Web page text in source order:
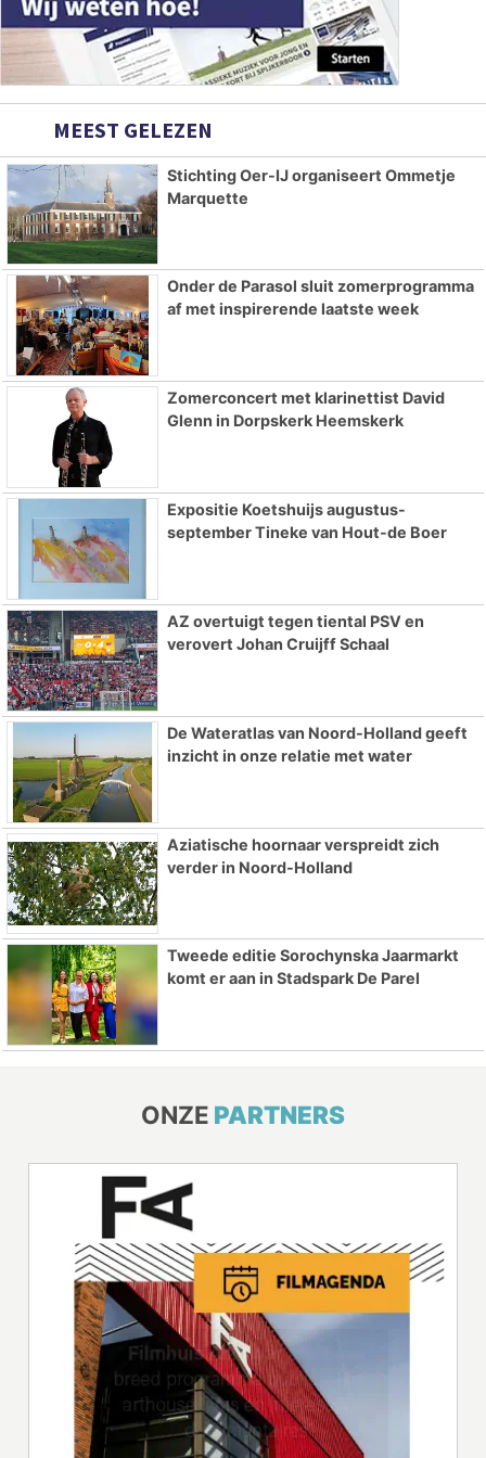
MEEST GELEZEN
Stichting Oer-IJ organiseert Ommetje
Marquette
Onder de Parasol sluit zomerprogramma
af met inspirerende laatste week
Zomerconcert met klarinettist David
Glenn in Dorpskerk Heemskerk
Expositie Koetshuijs augustus-
september Tineke van Hout-de Boer
AZ overtuigt tegen tiental PSV en
verovert Johan Cruijff Schaal
De Wateratlas van Noord-Holland geeft
inzicht in onze relatie met water
Aziatische hoornaar verspreidt zich
verder in Noord-Holland
Tweede editie Sorochynska Jaarmarkt
komt er aan in Stadspark De Parel
ONZE PARTNERS